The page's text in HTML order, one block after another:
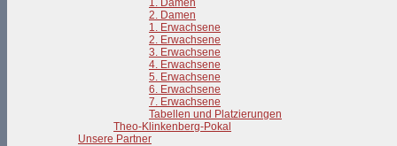
1. Damen
2. Damen
1. Erwachsene
2. Erwachsene
3. Erwachsene
4. Erwachsene
5. Erwachsene
6. Erwachsene
7. Erwachsene
Tabellen und Platzierungen
Theo-Klinkenberg-Pokal
Unsere Partner